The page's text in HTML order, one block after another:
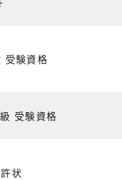
受験資格
受験資格
状